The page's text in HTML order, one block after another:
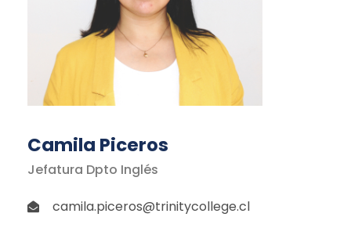
Camila Piceros
Jefatura Dpto Inglés
camila.piceros@trinitycollege.cl